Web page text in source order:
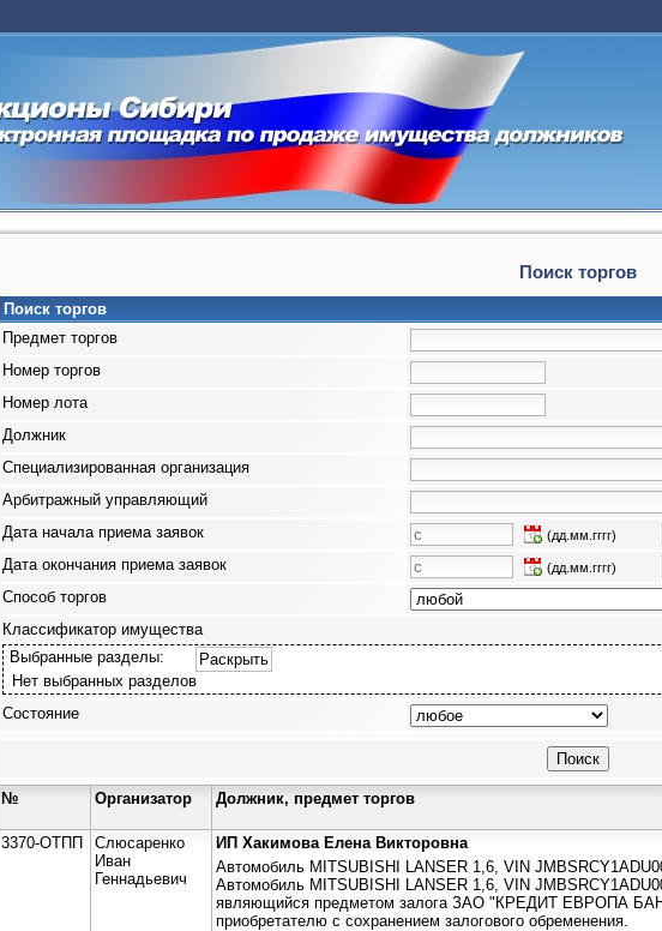
Поиск торгов
Поиск торгов
Предмет торгов
Номер торгов
Номер лота
Должник
Специализированная организация
Арбитражный управляющий
Дата начала приема заявок
(дд.мм.гггг)
Дата окончания приема заявок (дд.мм.гггг)
Способ торгов
Классификатор имущества
Выбранные разделы:
Раскрыть
Нет выбранных разделов
Состояние
№ Организатор Должник, предмет торгов
3370-ОТПП
Слюсаренко
Иван
Геннадьевич
ИП Хакимова Елена Викторовна
Автомобиль MITSUBISHI LANSER 1,6, VIN
Автомобиль MITSUBISHI LANSER 1,6, VIN
являющийся предметом залога ЗАО "КРЕДИТ ЕВРОПА
приобретателю с сохранением залогового обременения.